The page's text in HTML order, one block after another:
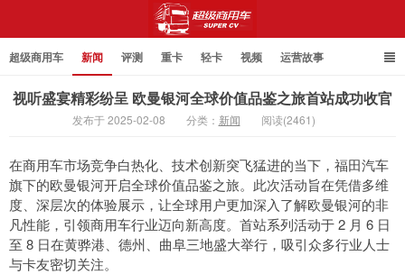
超级商用车 新闻 评测 重卡 轻卡 视频 运营故事
视听盛宴精彩纷呈 欧曼银河全球价值品鉴之旅首站成功收官
发布于 2025-02-08 分类： 新闻 阅读(2461)
在商用车市场竞争白热化、技术创新突飞猛进的当下，福田汽车
旗下的欧曼银河开启全球价值品鉴之旅。此次活动旨在凭借多维
度、深层次的体验展示，让全球用户更加深入了解欧曼银河的非
凡性能，引领商用车行业迈向新高度。首站系列活动于 2 月 6 日
至 8 日在黄骅港、德州、曲阜三地盛大举行，吸引众多行业人士
与卡友密切关注。